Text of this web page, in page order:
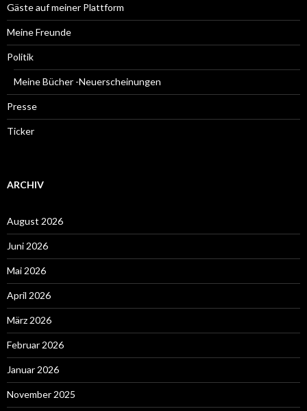
Gäste auf meiner Plattform
Meine Freunde
Politik
Meine Bücher -Neuerscheinungen
Presse
Ticker
ARCHIV
August 2026
Juni 2026
Mai 2026
April 2026
März 2026
Februar 2026
Januar 2026
November 2025